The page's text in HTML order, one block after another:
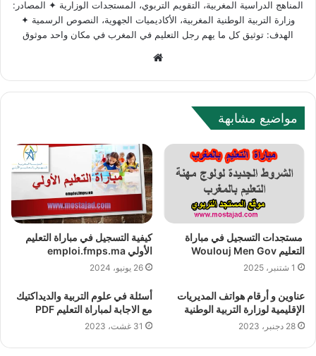
المناهج الدراسية المغربية، التقويم التربوي، المستجدات الوزارية ✦ المصادر:
وزارة التربية الوطنية المغربية، الأكاديميات الجهوية، النصوص الرسمية ✦
الهدف: توثيق كل ما يهم رجل التعليم في المغرب في مكان واحد موثوق
مواضيع مشابهة
مستجدات التسجيل في مباراة
التعليم Woulouj Men Gov
1 شتنبر، 2025
كيفية التسجيل في مباراة التعليم
الأولي emploi.fmps.ma
26 يونيو، 2024
عناوين و أرقام هواتف المديريات
الإقليمية لوزارة التربية الوطنية
28 دجنبر، 2023
أسئلة في علوم التربية والديداكتيك
مع الاجابة لمباراة التعليم PDF
31 غشت، 2023